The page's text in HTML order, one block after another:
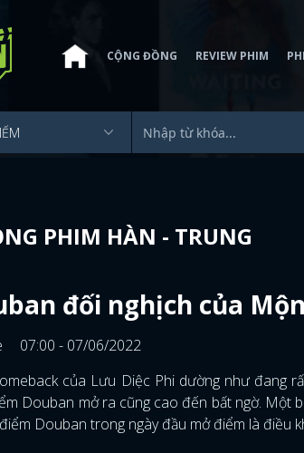
CỘNG ĐỒNG REVIEW PHIM
PHIM HÀN - TRUNG
đối nghịch của
07:00 - 07/06/2022
của Lưu Diệc Phi dường như đang
Douban mở ra cũng cao đến bất ngờ. Một
Douban trong ngày đầu mở điểm là điều